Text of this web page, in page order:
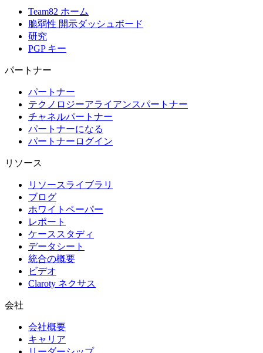
Team82 ホーム
脆弱性 開示ダッシュボード
研究
PGP キー
パートナー
パートナー
テクノロジーアライアンスパートナー
チャネルパートナー
パートナーになる
パートナーログイン
リソース
リソースライブラリ
ブログ
ホワイトペーパー
レポート
ケーススタディ
データシート
統合の概要
ビデオ
Claroty ネクサス
会社
会社概要
キャリア